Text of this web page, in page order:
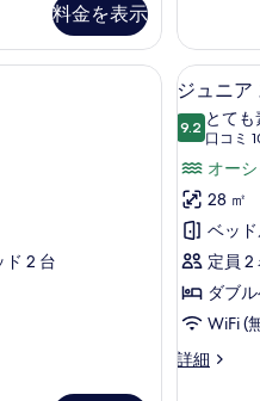
料金を表示
バ
ル
コ
ニ
ー
の
す
べ
て
の
写
は
ツ
イ
ン
ル
ー
ム
ル
コ
ニ
ー
の
詳
細
セーフティボックス (室内)、デスク
ド 2 台
ジ
ュ
ニ
ア
ス
イ
ー
ト
シ
ー
8
ジュニア
9.210 点中
とて
口コミ
(口
コ
ミ
10
件)
オー
28 ㎡
ベッド
定員 2
ダブ
WiFi (
詳細
ジ